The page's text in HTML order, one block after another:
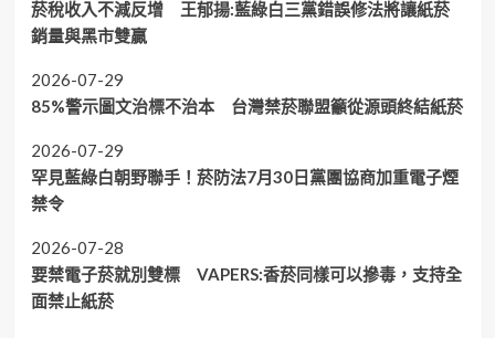
菸稅收入不減反增 王郁揚:藍綠白三黨錯誤修法將讓紙菸
銷量與黑市雙贏
2026-07-29
85%警示圖文治標不治本 台灣禁菸聯盟籲從源頭終結紙菸
2026-07-29
罕見藍綠白朝野聯手！菸防法7月30日黨團協商加重電子煙
禁令
2026-07-28
要禁電子菸就別雙標 VAPERS:香菸同樣可以摻毒，支持全
面禁止紙菸